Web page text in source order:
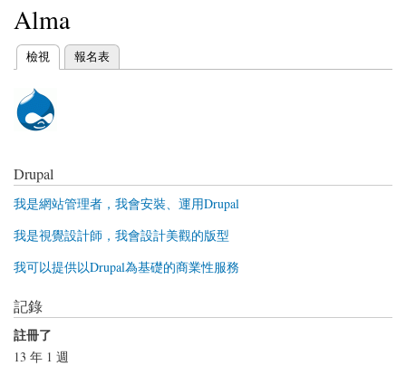
Alma
主要索引標籤
檢視
(作用中頁籤) 報名表
Drupal
我是網站管理者，我會安裝、運用Drupal
我是視覺設計師，我會設計美觀的版型
我可以提供以Drupal為基礎的商業性服務
記錄
註冊了
13 年 1 週